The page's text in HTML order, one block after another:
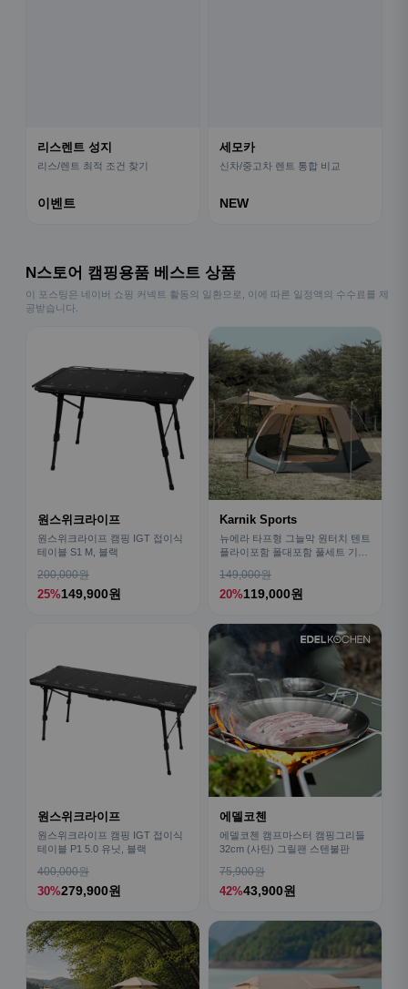
리스렌트 성지
리스/렌트 최적 조건 찾기
이벤트
세모카
신차/중고차 렌트 통합 비교
NEW
N스토어 캠핑용품 베스트 상품
이 포스팅은 네이버 쇼핑 커넥트 활동의 일환으로, 이에 따른 일정액의 수수료를 제
공받습니다.
원스위크라이프
원스위크라이프 캠핑 IGT 접이식
테이블 S1 M, 블랙
200,000원
25%149,900원
Karnik Sports
뉴에라 타프형 그늘막 원터치 텐트
플라이포함 폴대포함 풀세트 기본
149,000원
20%119,000원
원스위크라이프
원스위크라이프 캠핑 IGT 접이식
테이블 P1 5.0 유닛, 블랙
400,000원
30%279,900원
에델코첸
에델코첸 캠프마스터 캠핑그리들
32cm (사틴) 그릴팬 스텐불판
75,900원
42%43,900원